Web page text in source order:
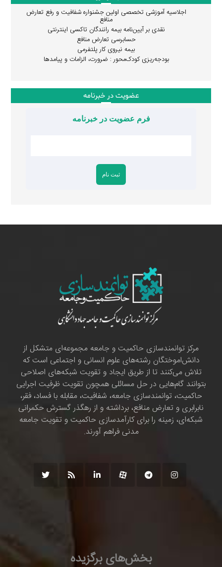
اجلاسیه آموزشی تخصصی اولین جشنواره شفافیت و رفع تعارض
منافع
نقدی بر آیین‌نامه بیمه رانندگان تاکسی اینترنتی
حسابرسی تعارض منافع
بیمه نیروی کار پلتفرمی
بودجه‌ریزی کودک‌محور : ضرورت، الزامات و پیامدها
عضویت در خبرنامه
فرم عضویت در خبرنامه
مرکز توانمندسازی حاکمیت و جامعه مجموعه‌ای متشکل از
دانش‌اموختگان رشته‌های علوم انسانی و اجتماعی است که
تلاش می‌کنند تا از طریق ایجاد و تقویت شبکه‌های اصلاحی
بتوانند گام‌هایی در حل مسائلی همچون تقویت ظرفیت اجرایی
حاکمیت، توانمندسازی جامعه، شفافیت، مقابله با فساد، فقر،
نابرابری و تعارض منافع، برداشته و از رهگذر گسترش حکمرانی
شبکه‌ای، زمینه را برای کارآمدسازی حاکمیت و تقویت جامعه
مدنی فراهم آورند.
بخش‌های برگزیده